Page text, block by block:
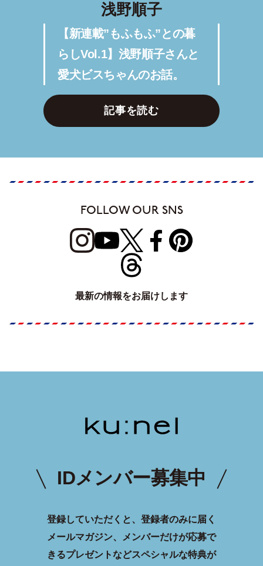
浅野順子
【新連載”もふもふ”との暮
らしVol.1】浅野順子さんと
愛犬ビスちゃんのお話。
記事を読む
FOLLOW OUR SNS
最新の情報をお届けします
IDメンバー募集中
登録していただくと、登録者のみに届く
メールマガジン、メンバーだけが応募で
きるプレゼントなどスペシャルな特典が